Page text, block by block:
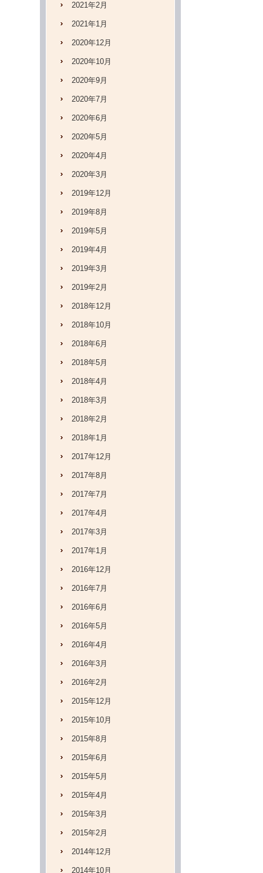
2021年2月
2021年1月
2020年12月
2020年10月
2020年9月
2020年7月
2020年6月
2020年5月
2020年4月
2020年3月
2019年12月
2019年8月
2019年5月
2019年4月
2019年3月
2019年2月
2018年12月
2018年10月
2018年6月
2018年5月
2018年4月
2018年3月
2018年2月
2018年1月
2017年12月
2017年8月
2017年7月
2017年4月
2017年3月
2017年1月
2016年12月
2016年7月
2016年6月
2016年5月
2016年4月
2016年3月
2016年2月
2015年12月
2015年10月
2015年8月
2015年6月
2015年5月
2015年4月
2015年3月
2015年2月
2014年12月
2014年10月